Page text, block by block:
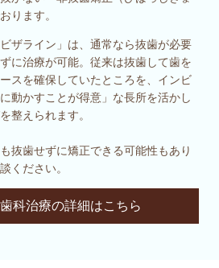
ります。
ザライン」は、通常なら抜歯が必要
に治療が可能。従来は抜歯して歯を
スを確保していたところを、インビ
動かすことが得意」な長所を活かし
整えられます。
抜歯せずに矯正できる可能性もあり
ください。
科治療の詳細はこちら